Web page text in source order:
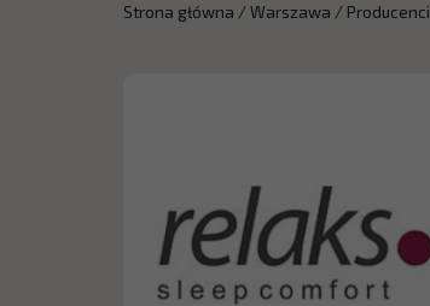
Strona główna /Warszawa /Producenci